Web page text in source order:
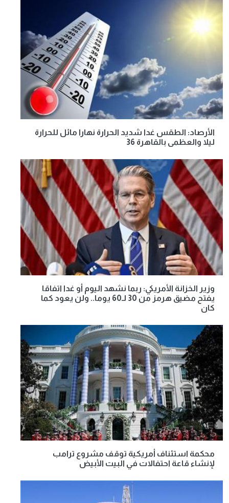
الأرصاد: الطقس غدا شديد الحرارة نهارا مائل للحرارة
ليلا والعظمى بالقاهرة 36
وزير الخزانة الأمريكي: ربما نشهد اليوم أو غدا اتفاقا
يفتح مضيق هرمز من 30 لـ60 يوما.. ولن يعود كما
كان
محكمة استئناف أمريكية توقف مشروع ترامب
لإنشاء قاعة احتفالات في البيت الأبيض